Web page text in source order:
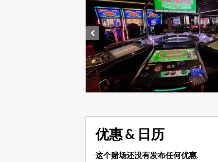
优惠 & 日历
这个赌场还没有发布任何优惠.